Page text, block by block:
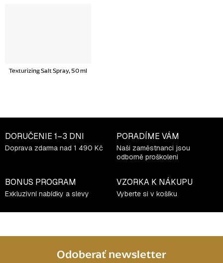
Texturizing Salt Spray, 50 ml
DORUČENIE 1–3 DNI
Doprava zdarma nad 1 490 Kč
PORADÍME VÁM
Naši zaměstnanci jsou
odborně proškoleni
BONUS PROGRAM
Exkluzivní nabídky a slevy
VZORKA K NÁKUPU
Vyberte si v košíku
Odoberať newsletter